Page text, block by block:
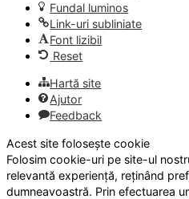
Fundal luminos
Link-uri subliniate
Font lizibil
Reset
Hartă site
Ajutor
Feedback
Acest site folosește cookie
Folosim cookie-uri pe site-ul
relevantă experiență, reținând
dumneavoastră. Prin efectuarea